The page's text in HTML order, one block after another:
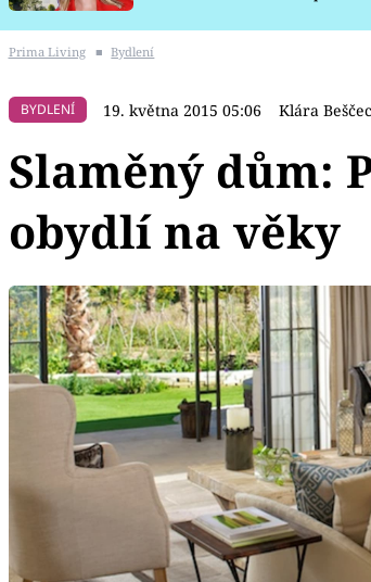
Prima Living ■ Bydlení
BYDLENÍ 19. května 2015 05:06 Klára
Slaměný dům:
obydlí na věky